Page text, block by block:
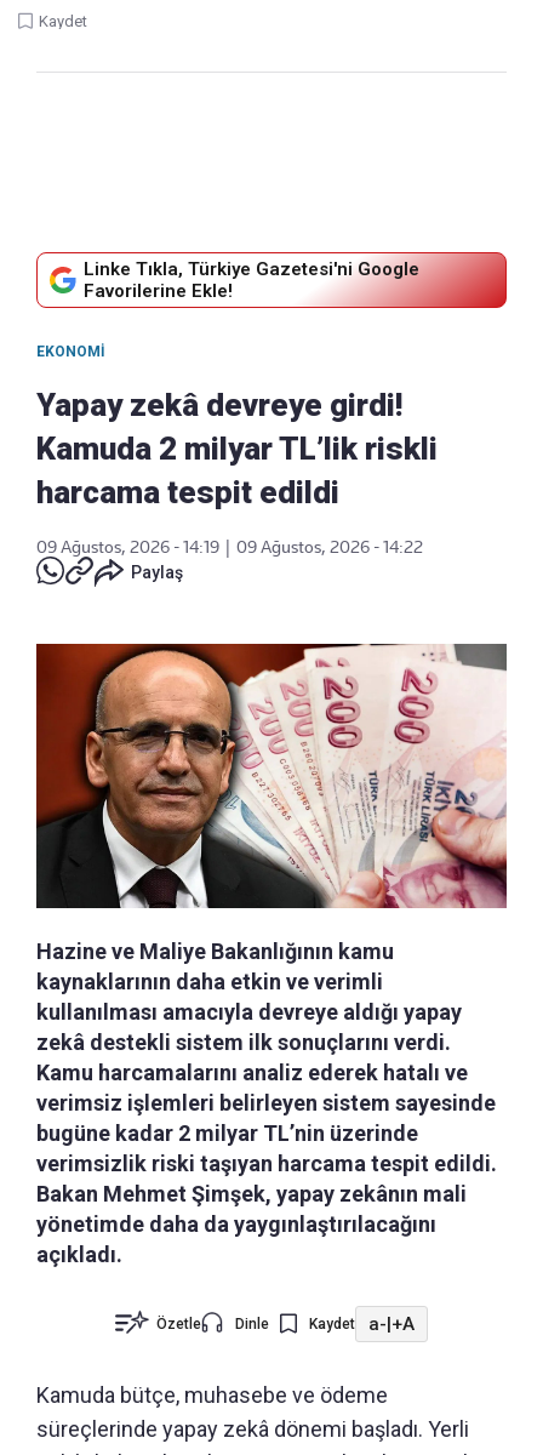
Kaydet
Linke Tıkla, Türkiye Gazetesi'ni Google
Favorilerine Ekle!
EKONOMI
Yapay zekâ devreye girdi!
Kamuda 2 milyar TL’lik riskli
harcama tespit edildi
09 Ağustos, 2026 - 14:19
09 Ağustos, 2026 - 14:22
Paylaş
Hazine ve Maliye Bakanlığının kamu
kaynaklarının daha etkin ve verimli
kullanılması amacıyla devreye aldığı yapay
zekâ destekli sistem ilk sonuçlarını verdi.
Kamu harcamalarını analiz ederek hatalı ve
verimsiz işlemleri belirleyen sistem sayesinde
bugüne kadar 2 milyar TL’nin üzerinde
verimsizlik riski taşıyan harcama tespit edildi.
Bakan Mehmet Şimşek, yapay zekânın mali
yönetimde daha da yaygınlaştırılacağını
açıkladı.
Özetle Dinle Kaydet a-|+A
Kamuda bütçe, muhasebe ve ödeme
süreçlerinde yapay zekâ dönemi başladı. Yerli